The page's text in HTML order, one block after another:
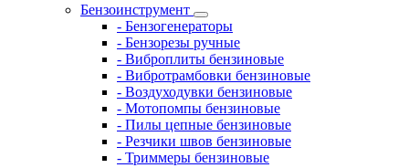
Бензоинструмент
- Бензогенераторы
- Бензорезы ручные
- Виброплиты бензиновые
- Вибротрамбовки бензиновые
- Воздуходувки бензиновые
- Мотопомпы бензиновые
- Пилы цепные бензиновые
- Резчики швов бензиновые
- Триммеры бензиновые